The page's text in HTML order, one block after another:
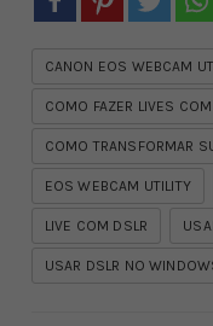
CANON EOS WEBCAM
COMO FAZER LIVES
COMO TRANSFORMAR
EOS WEBCAM UTILITY
LIVE COM DSLR
USAR DSLR NO